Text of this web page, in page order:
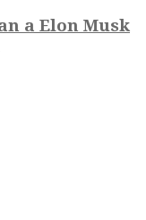
a Elon Musk